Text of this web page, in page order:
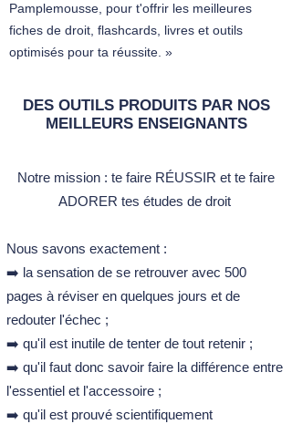
Pamplemousse, pour t'offrir les meilleures
fiches de droit, flashcards, livres et outils
optimisés pour ta réussite. »
DES OUTILS PRODUITS PAR NOS
MEILLEURS ENSEIGNANTS
Notre mission :​ te faire RÉUSSIR et te faire
ADORER tes études de droit ​
Nous savons exactement :
➡️ la sensation de se retrouver avec 500
pages à réviser en quelques jours et de
redouter l'échec ;
➡️ qu'il est inutile de tenter de tout retenir ;
➡️ qu'il faut donc savoir faire la différence entre
l'essentiel et l'accessoire ;
➡️ qu'il est prouvé scientifiquement